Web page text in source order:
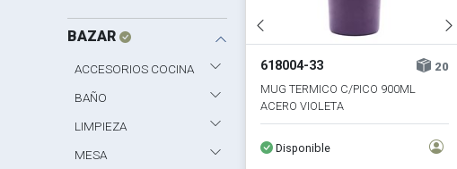
BAZAR
ACCESORIOS COCINA
BAÑO
LIMPIEZA
MESA
618004-33
20
MUG TERMICO C/PICO 900ML
ACERO VIOLETA
Disponible